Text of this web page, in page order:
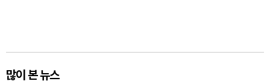
많이 본 뉴스